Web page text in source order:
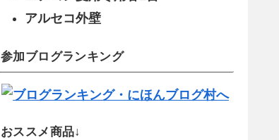
アルセコ外壁
参加ブログランキング
おススメ商品↓